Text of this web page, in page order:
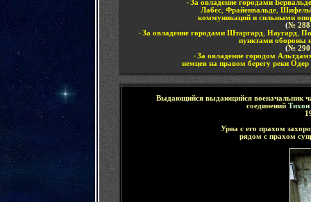
• За овладение городами Бервальде
Лабес, Фрайенвальде,
коммуникаций и сильными
(№ 288
• За овладение городами Штаргард Наугард
пунктами обороны
(№ 290
• За овладение городом
немцев на правом берегу реки
Выдающийся выдающийся военачальник
соединений
Урна с его прахом
рядом с прахом